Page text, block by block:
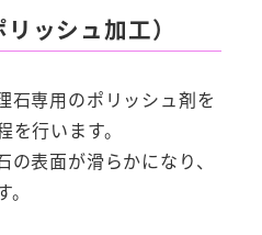
ッシュ加工）
石専用のポリッシュ剤を
行います。
表面が滑らかになり、